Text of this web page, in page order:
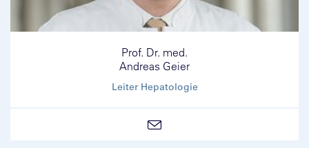
Prof. Dr. med.
Andreas Geier
Leiter Hepatologie